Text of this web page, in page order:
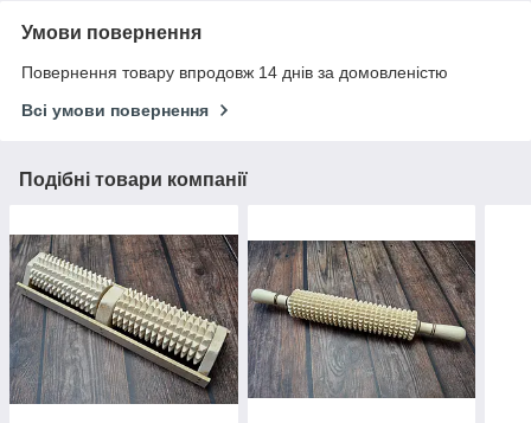
Умови повернення
Повернення товару впродовж 14 днів за домовленістю
Всі умови повернення
Подібні товари компанії